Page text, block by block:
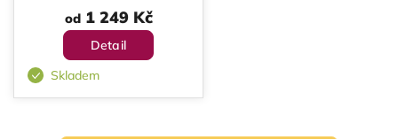
od1 249 Kč
Detail
Skladem